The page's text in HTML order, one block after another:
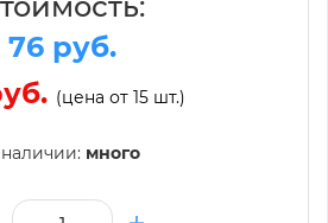
76 руб.
(цена от 15 шт.)
много